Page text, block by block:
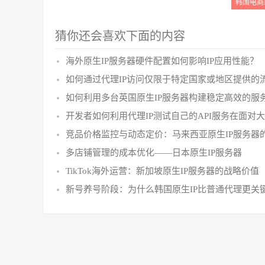
韩国电商
猜你还会喜欢下面的内容
海外原生IP服务器硬件配置如何影响IP应用性能？
如何通过代理IP访问仅限于特定国家或地区提供的
如何利用多台英国原生IP服务器构建稳定高效的服
开发者如何利用代理IP测试自己的API服务在面对
竞品价格监控与动态定价：马来西亚原生IP服务器
多店铺管理的成本优化——日本原生IP服务器
TikTok海外运营：新加坡原生IP服务器的战略价值
新号养号阶段：为什么韩国原生IP比普通代理更关